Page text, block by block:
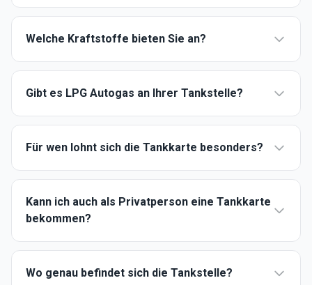
Welche Kraftstoffe bieten Sie an?
Gibt es LPG Autogas an Ihrer Tankstelle?
Für wen lohnt sich die Tankkarte besonders?
Kann ich auch als Privatperson eine Tankkarte
bekommen?
Wo genau befindet sich die Tankstelle?